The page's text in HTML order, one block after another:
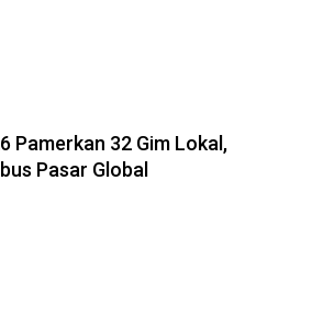
Pamerkan 32 Gim Lokal,
Pasar Global